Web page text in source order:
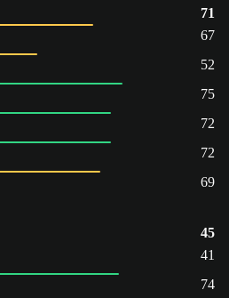
71
67
52
75
72
72
69
45
41
74